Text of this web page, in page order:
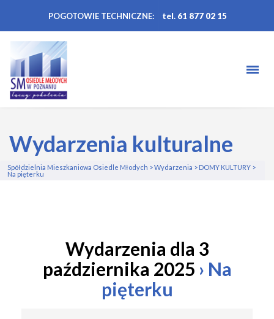
POGOTOWIE TECHNICZNE: tel. 61 877 02 15
Wydarzenia kulturalne
Spółdzielnia Mieszkaniowa Osiedle Młodych >Wydarzenia > DOMY KULTURY >
Na pięterku
Wydarzenia dla 3
października 2025 › Na
pięterku